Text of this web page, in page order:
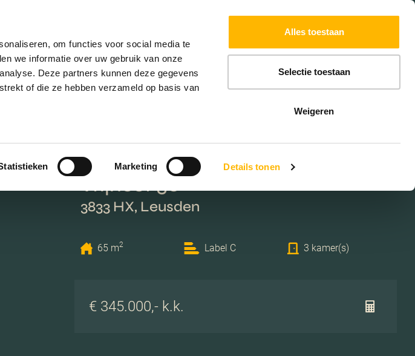
om functies voor social media te
we informatie over uw gebruik van onze
Deze partners kunnen deze gegevens
of die ze hebben verzameld op basis van
Marketing Details tonen
Alles toestaan
Selectie toestaan
Weigeren
EXTRA DIENSTEN
Vrijhoef 50
3833 HX, Leusden
65 m2 Label C 3 kamer(s)
€ 345.000,- k.k.